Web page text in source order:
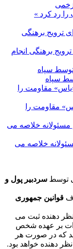
را رد کرد »
برهنگی انجام
سپاه
مقاومت را
خلاصه می
توسط سردبیر پول و
قوانین جمهوری
دهنده ثبت می
بر عهده شخص
که در صورت هر
دهنده خواهد بود.